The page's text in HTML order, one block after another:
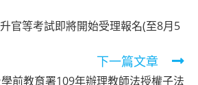
官等考試即將開始受理報名(至8月5
下一篇文章
前教育署109年辦理教師法授權子法